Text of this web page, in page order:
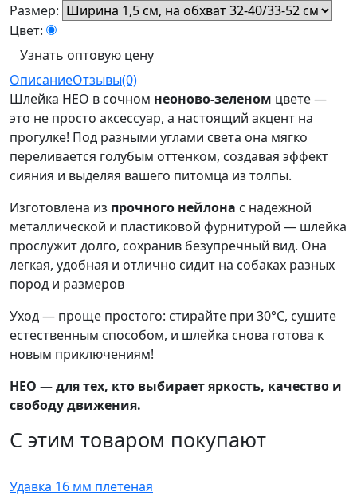
Размер:
Цвет:
Узнать оптовую цену
ОписаниеОтзывы(0)
Шлейка НЕО в сочном неоново-зеленом цвете —
это не просто аксессуар, а настоящий акцент на
прогулке! Под разными углами света она мягко
переливается голубым оттенком, создавая эффект
сияния и выделяя вашего питомца из толпы.
Изготовлена из прочного нейлона с надежной
металлической и пластиковой фурнитурой — шлейка
прослужит долго, сохранив безупречный вид. Она
легкая, удобная и отлично сидит на собаках разных
пород и размеров
Уход — проще простого: стирайте при 30°C, сушите
естественным способом, и шлейка снова готова к
новым приключениям!
НЕО — для тех, кто выбирает яркость, качество и
свободу движения.
С этим товаром покупают
Удавка 16 мм плетеная